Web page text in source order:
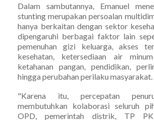
Dalam sambutannya, Emanuel
stunting merupakan persoalan
hanya berkaitan dengan sektor
dipengaruhi berbagai faktor lain
pemenuhan gizi keluarga, akses
kesehatan, ketersediaan air
ketahanan pangan, pendidikan,
hingga perubahan perilaku masyarakat.
"Karena itu, percepatan
membutuhkan kolaborasi seluruh
OPD, pemerintah distrik, TP